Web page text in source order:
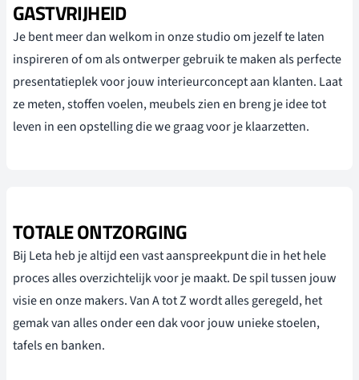
GASTVRIJHEID
Je bent meer dan welkom in onze studio om jezelf te laten
inspireren of om als ontwerper gebruik te maken als perfecte
presentatieplek voor jouw interieurconcept aan klanten. Laat
ze meten, stoffen voelen, meubels zien en breng je idee tot
leven in een opstelling die we graag voor je klaarzetten.
TOTALE ONTZORGING
Bij Leta heb je altijd een vast aanspreekpunt die in het hele
proces alles overzichtelijk voor je maakt. De spil tussen jouw
visie en onze makers. Van A tot Z wordt alles geregeld, het
gemak van alles onder een dak voor jouw unieke stoelen,
tafels en banken.